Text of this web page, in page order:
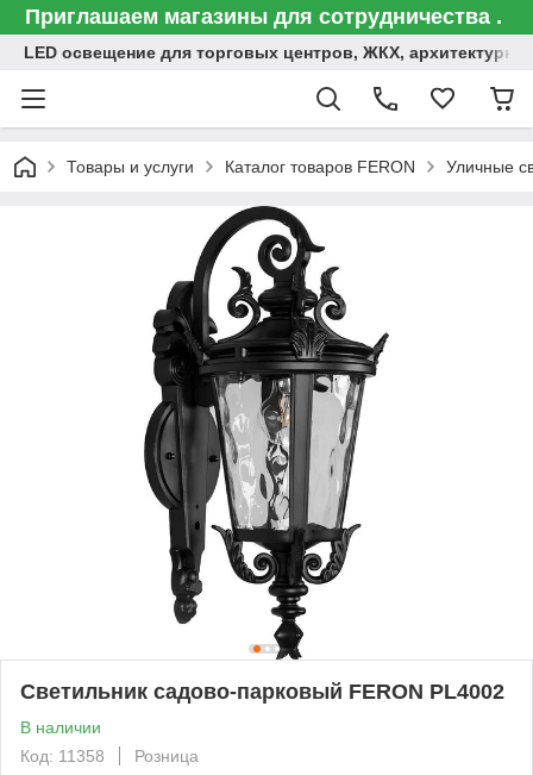
Приглашаем магазины для сотрудничества .
LED освещение для торговых центров, ЖКХ,
Товары и услуги Каталог товаров FERON Уличные
Светильник садово-парковый FERON PL4002
В наличии
Код: 11358
Розница